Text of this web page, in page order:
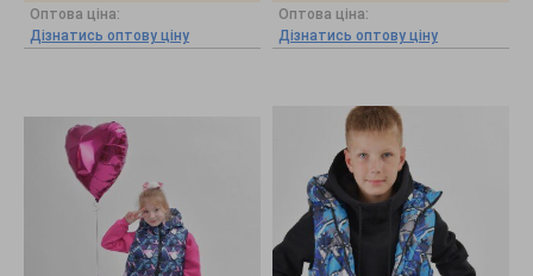
Оптова ціна:
Дізнатись оптову ціну
Оптова ціна:
Дізнатись оптову ціну